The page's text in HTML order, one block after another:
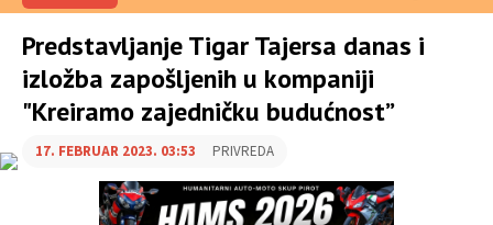
Predstavljanje Tigar Tajersa danas i
izložba zapošljenih u kompaniji
"Kreiramo zajedničku budućnost”
17. FEBRUAR 2023. 03:53 PRIVREDA